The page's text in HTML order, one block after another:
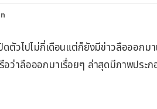
ดตัวไปไม่กี่เดือนแต่ก็ยังมีข่าวลือออกม
ว่าลือออกมาเรื่อยๆ ล่าสุดมีภาพประ